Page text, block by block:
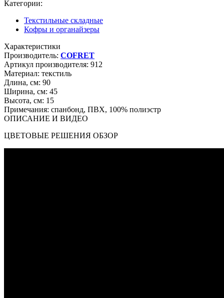
Категории:
Текстильные складные
Кофры и органайзеры
Характеристики
Производитель: COFRET
Артикул производителя: 912
Материал: текстиль
Длина, см: 90
Ширина, см: 45
Высота, см: 15
Примечания: спанбонд, ПВХ, 100% полиэстр
ОПИСАНИЕ И ВИДЕО
ЦВЕТОВЫЕ РЕШЕНИЯ ОБЗОР